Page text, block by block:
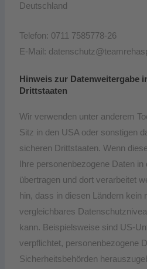
Deutschland
Telefon: 0711 7585778-26
E-Mail:
Hinweis zur Datenweitergabe
Drittstaaten
Wir verwenden unter anderem
Sitz in den USA oder sonstigen
sicheren Drittstaaten. Wenn
Ihre personenbezogene Daten in
übertragen und dort verarbeitet
hin, dass in diesen Ländern kein
vergleichbares
kann. Beispielsweise sind US-
verpflichtet, personenbezogene
Sicherheitsbehörden